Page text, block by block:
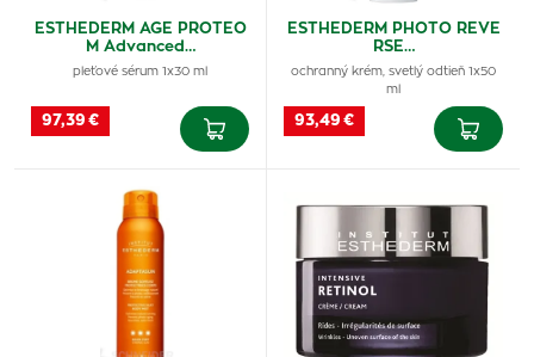
ESTHEDERM AGE PROTEO
M Advanced…
pleťové sérum 1x30 ml
97,39 €
ESTHEDERM PHOTO REVE
RSE…
ochranný krém, svetlý odtieň 1x50
ml
93,49 €